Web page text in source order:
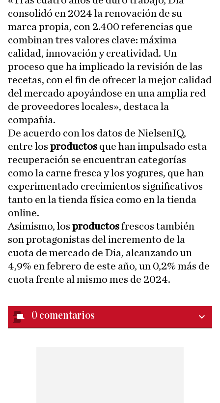
consolidó en 2024 la renovación de su
marca propia, con 2.400 referencias que
combinan tres valores clave: máxima
calidad, innovación y creatividad. Un
proceso que ha implicado la revisión de las
recetas, con el fin de ofrecer la mejor calidad
del mercado apoyándose en una amplia red
de proveedores locales», destaca la
compañía.
De acuerdo con los datos de NielsenIQ,
entre los productos que han impulsado esta
recuperación se encuentran categorías
como la carne fresca y los yogures, que han
experimentado crecimientos significativos
tanto en la tienda física como en la tienda
online.
Asimismo, los productosfrescos también
son protagonistas del incremento de la
cuota de mercado de Dia, alcanzando un
4,9% en febrero de este año, un 0,2% más de
cuota frente al mismo mes de 2024.
0 comentarios